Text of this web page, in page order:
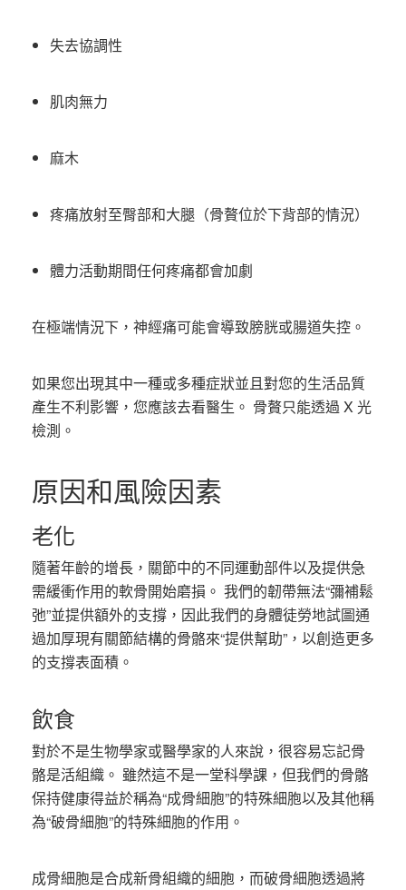
失去協調性
肌肉無力
麻木
疼痛放射至臀部和大腿（骨贅位於下背部的情況）
體力活動期間任何疼痛都會加劇
在極端情況下，神經痛可能會導致膀胱或腸道失控。
如果您出現其中一種或多種症狀並且對您的生活品質
產生不利影響，您應該去看醫生。 骨贅只能透過 X 光
檢測。
原因和風險因素
老化
隨著年齡的增長，關節中的不同運動部件以及提供急
需緩衝作用的軟骨開始磨損。 我們的韌帶無法“彌補鬆
弛”並提供額外的支撐，因此我們的身體徒勞地試圖通
過加厚現有關節結構的骨骼來“提供幫助”，以創造更多
的支撐表面積。
飲食
對於不是生物學家或醫學家的人來說，很容易忘記骨
骼是活組織。 雖然這不是一堂科學課，但我們的骨骼
保持健康得益於稱為“成骨細胞”的特殊細胞以及其他稱
為“破骨細胞”的特殊細胞的作用。
成骨細胞是合成新骨組織的細胞，而破骨細胞透過將